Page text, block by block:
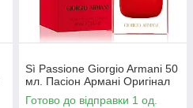
Sì Passione Giorgio Armani 50
мл. Пасіон Армані Оригінал
Готово до відправки 1 од.